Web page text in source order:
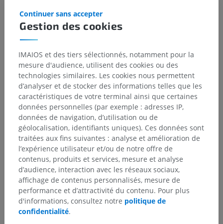
Gestion des cookies
Continuer sans accepter
IMAIOS et des tiers sélectionnés, notamment pour la
mesure d'audience, utilisent des cookies ou des
technologies similaires. Les cookies nous permettent
d’analyser et de stocker des informations telles que les
caractéristiques de votre terminal ainsi que certaines
données personnelles (par exemple : adresses IP,
données de navigation, d’utilisation ou de
géolocalisation, identifiants uniques). Ces données sont
traitées aux fins suivantes : analyse et amélioration de
l’expérience utilisateur et/ou de notre offre de
contenus, produits et services, mesure et analyse
d’audience, interaction avec les réseaux sociaux,
affichage de contenus personnalisés, mesure de
performance et d’attractivité du contenu. Pour plus
d'informations, consultez notre politique de
confidentialité.